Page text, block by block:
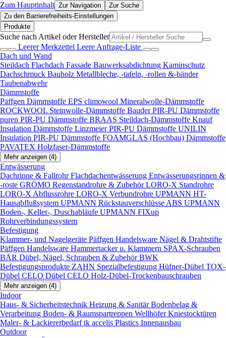
Zum Hauptinhalt Zur Navigation
Zur Suche
Zu den Barrierefreiheits-Einstellungen
Produkte
Suche nach Artikel oder Hersteller
Leerer Merkzettel Leere Anfrage-Liste
Dach und Wand
Steildach Flachdach Fassade Bauwerksabdichtung Kaminschutz
Dachschmuck Bauholz Metallbleche, -tafeln, -rollen &-bänder
Taubenabwehr
Dämmstoffe
Päffgen Dämmstoffe EPS climowool Mineralwolle-Dämmstoffe
ROCKWOOL Steinwolle-Dämmstoffe Bauder PIR-PU Dämmstoffe
puren PIR-PU Dämmstoffe BRAAS Steildach-Dämmstoffe Knauf
Insulation Dämmstoffe Linzmeier PIR-PU Dämmstoffe UNILIN
Insulation PIR-PU Dämmstoffe FOAMGLAS (Hochbau) Dämmstoffe
PAVATEX Holzfaser-Dämmstoffe
Mehr anzeigen (4)
Entwässerung
Dachrinne & FallrohrFlachdachentwässerung Entwässerungsrinnen &
-roste GRÖMO Regenstandrohre & ZubehörLORO-X Standrohre
LORO-X Abflussrohre LORO-X Verbundrohre UPMANN HT-
Hausabflußsystem UPMANN Rückstauverschlüsse ABS UPMANN
Boden-, Keller-, Duschabläufe UPMANN FIXup
Rohrverbindungssystem
Befestigung
Klammer- und Nagelgeräte Päffgen Handelsware Nägel & Drahtstifte
Päffgen Handelsware Hammertacker u. Klammern SPAX-Schrauben
BÄR Dübel, Nägel, Schrauben & ZubehörBWK
Befestigungsprodukte ZAHN Spezialbefestigung Hüfner-Dübel TOX-
Dübel CELO Dübel CELO Holz-Dübel-Trockenbauschrauben
Mehr anzeigen (4)
Indoor
Haus- & Sicherheitstechnik Heizung & SanitärBodenbelag &
Verarbeitung Boden- & Raumspartreppen Wellhöfer Kniestocktüren
Maler- & Lackiererbedarftk accelis Plastics Innenausbau
Outdoor